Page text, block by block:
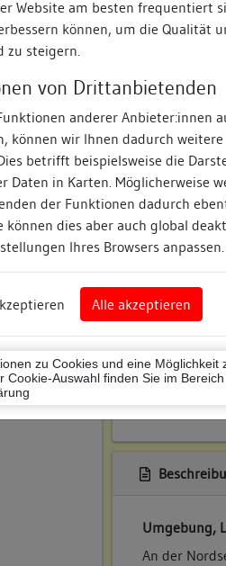
Website am besten frequentiert
können, um die Qualität
zu steigern.
von Drittanbietenden
anderer Anbieter:innen
können wir Ihnen dadurch
betrifft beispielsweise die
Daten in Karten. Möglicherweise
der Funktionen dadurch
können dies aber auch global
Ihres Browsers anpassen.
Alle akzeptieren
zu Cookies und eine Möglichkeit
Cookie-Auswahl finden Sie im Bereich
Umgebung,
An der